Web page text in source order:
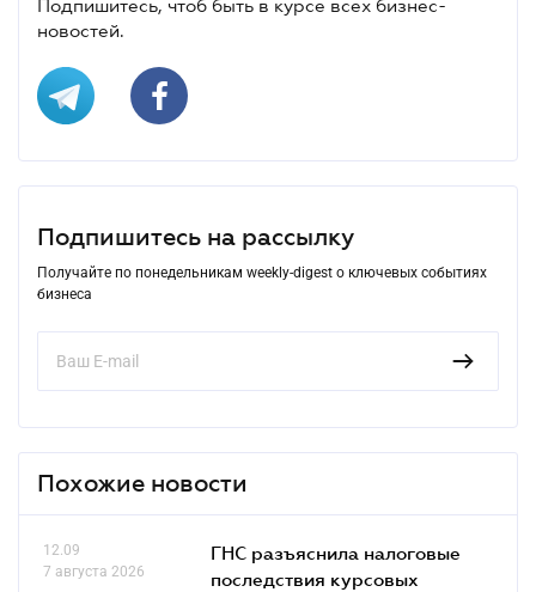
Подпишитесь, чтоб быть в курсе всех бизнес-
новостей.
Подпишитесь на рассылку
Получайте по понедельникам weekly-digest о ключевых событиях
бизнеса
Похожие новости
12.09
7 августа 2026
ГНС разъяснила налоговые
последствия курсовых